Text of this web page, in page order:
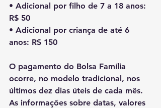
• Adicional por filho de 7 a 18 anos:
R$ 50
• Adicional por criança de até 6
anos: R$ 150
O pagamento do Bolsa Família
ocorre, no modelo tradicional, nos
últimos dez dias úteis de cada mês.
As informações sobre datas, valores